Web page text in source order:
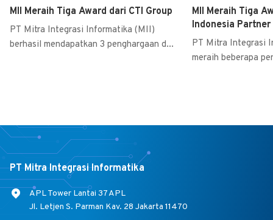
MII Meraih Tiga Award dari CTI Group
PT Mitra Integrasi Informatika (MII)
berhasil mendapatkan 3 penghargaan d...
MII Meraih Tiga
Indonesia
PT Mitra Integrasi
meraih beberapa
PT Mitra Integrasi Informatika
APL Tower Lantai 37 APL
Jl. Letjen S. Parman Kav. 28 Jakarta 11470